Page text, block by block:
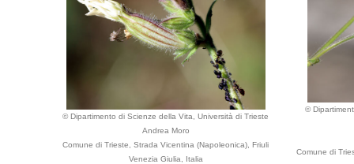
© Dipartimento di Scienze della Vita, Università di Trieste
Andrea Moro
Comune di Trieste, Strada Vicentina (Napoleonica), Friuli
Venezia Giulia, Italia
©
Comune di